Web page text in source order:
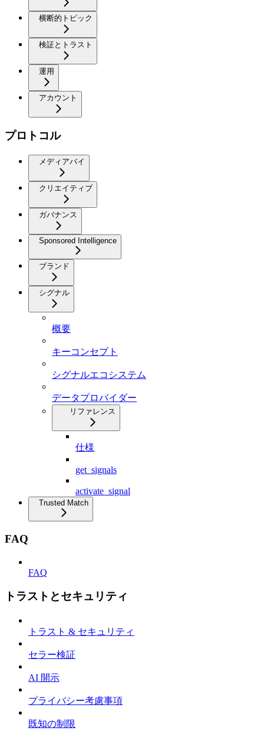
横断的トピック
検証とトラスト
運用
アカウント
プロトコル
メディアバイ
クリエイティブ
ガバナンス
Sponsored Intelligence
ブランド
シグナル
概要
キーコンセプト
シグナルエコシステム
データプロバイダー
リファレンス
仕様
get_signals
activate_signal
Trusted Match
FAQ
FAQ
トラストとセキュリティ
トラスト & セキュリティ
セラー検証
AI 開示
プライバシー考慮事項
既知の制限